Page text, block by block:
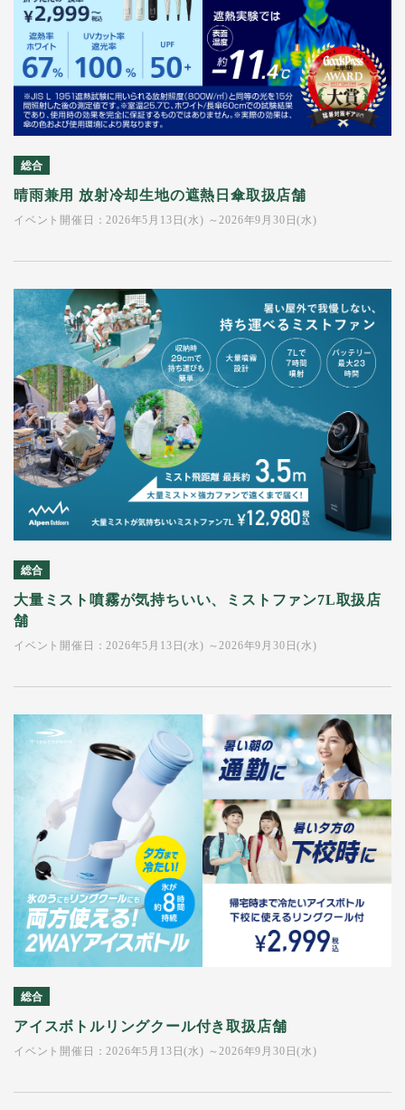
総合
晴雨兼用 放射冷却生地の遮熱日傘取扱店舗
イベント開催日：2026年5月13日(水) ～2026年9月30日(水)
総合
大量ミスト噴霧が気持ちいい、ミストファン7L取扱店
舗
イベント開催日：2026年5月13日(水) ～2026年9月30日(水)
総合
アイスボトルリングクール付き取扱店舗
イベント開催日：2026年5月13日(水) ～2026年9月30日(水)